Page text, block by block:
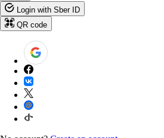
Login with Sber ID
QR code